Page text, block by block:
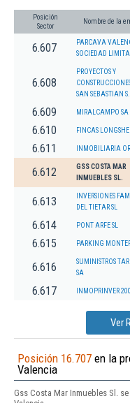
Posición
Sector
Nombre de la
6.607
PARCAVA
SOCIEDAD
6.608
PROYECTOS Y
SAN SEBASTIAN
6.609 MIRALCAMPO SA
6.610 FINCAS
6.611 INMOBILIARIA
6.612
GSS COSTA MAR
INMUEBLES SL.
6.613
INVERSIONES
DEL TIETAR SL
6.614 PONT ARFE SL
6.615 PARKING
6.616
SUMINISTROS
SA
6.617 INMOPRINVER
Ver
Posición 16.707 en la
Valencia
Gss Costa Mar Inmuebles Sl.